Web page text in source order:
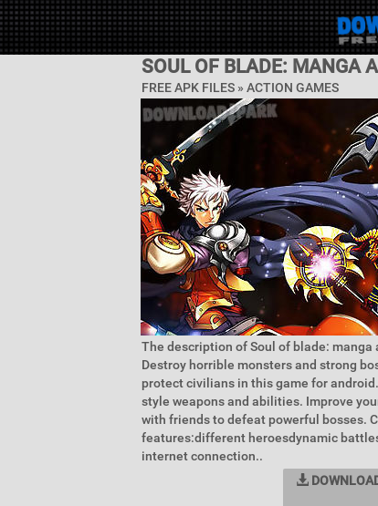
SOUL OF BLADE: MANGA
FREE APK FILES » ACTION GAMES
The description of Soul of blade:
Destroy horrible monsters and strong
protect civilians in this game for
style weapons and abilities. Improve
with friends to defeat powerful bosses.
features:different heroesdynamic
internet connection..